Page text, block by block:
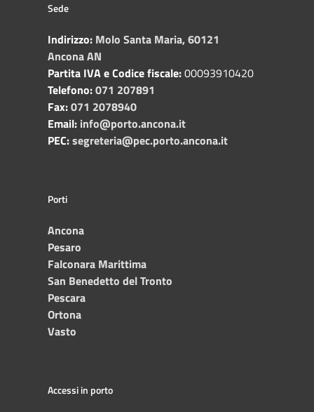
Sede
Indirizzo: Molo Santa Maria, 60121
Ancona AN
Partita IVA e Codice fiscale:00093910420
Telefono:071 207891
Fax:071 2078940
Email: info@porto.ancona.it
PEC:segreteria@pec.porto.ancona.it
Porti
Ancona
Pesaro
Falconara Marittima
San Benedetto del Tronto
Pescara
Ortona
Vasto
Accessi in porto